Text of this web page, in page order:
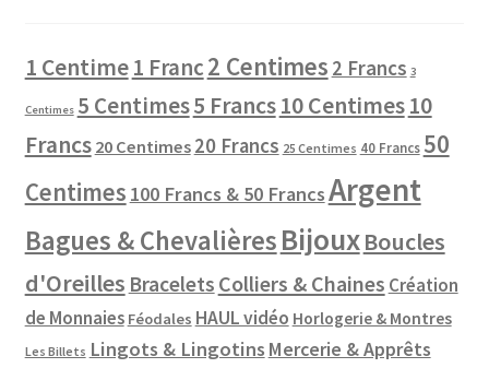
1 Centime1 Franc2 Centimes 2 Francs 3
Centimes 5 Centimes5 Francs10 Centimes10
Francs 20 Centimes 20 Francs 25 Centimes 40 Francs 50
Centimes 100 Francs & 50 FrancsArgent
Bagues & ChevalièresBijouxBoucles
d'Oreilles Bracelets Colliers & Chaines Création
de Monnaies Féodales HAUL vidéo Horlogerie & Montres
Les Billets Lingots & Lingotins Mercerie & Apprêts